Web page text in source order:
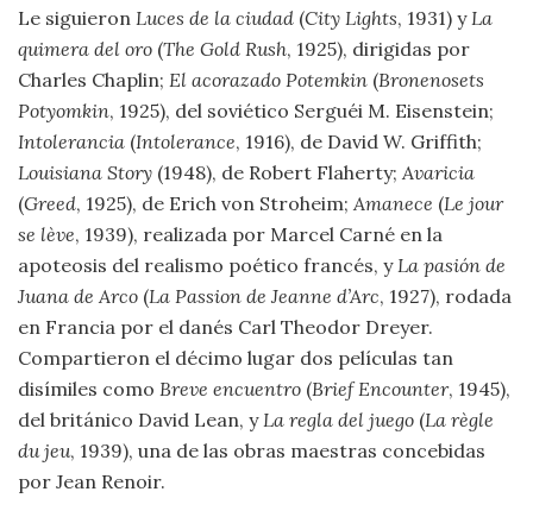
Le siguieron Luces de la ciudad (City Lights, 1931) y La
quimera del oro (The Gold Rush, 1925), dirigidas por
Charles Chaplin; El acorazado Potemkin (Bronenosets
Potyomkin, 1925), del soviético Serguéi M. Eisenstein;
Intolerancia (Intolerance, 1916), de David W. Griffith;
Louisiana Story (1948), de Robert Flaherty; Avaricia
(Greed, 1925), de Erich von Stroheim; Amanece (Le jour
se lève, 1939), realizada por Marcel Carné en la
apoteosis del realismo poético francés, y La pasión de
Juana de Arco (La Passion de Jeanne d’Arc, 1927), rodada
en Francia por el danés Carl Theodor Dreyer.
Compartieron el décimo lugar dos películas tan
disímiles como Breve encuentro (Brief Encounter, 1945),
del británico David Lean, y La regla del juego (La règle
du jeu, 1939), una de las obras maestras concebidas
por Jean Renoir.